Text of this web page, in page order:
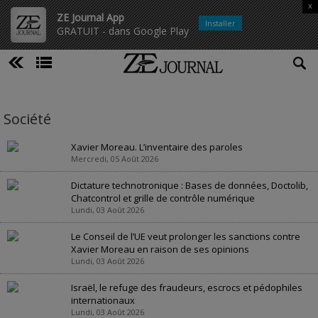
ZE Journal App
GRATUIT - dans Google Play
x
Installer
Société
Xavier Moreau. L’inventaire des paroles
Mercredi, 05 Août 2026
Dictature technotronique : Bases de données, Doctolib,
Chatcontrol et grille de contrôle numérique
Lundi, 03 Août 2026
Le Conseil de l’UE veut prolonger les sanctions contre
Xavier Moreau en raison de ses opinions
Lundi, 03 Août 2026
Israël, le refuge des fraudeurs, escrocs et pédophiles
internationaux
Lundi, 03 Août 2026